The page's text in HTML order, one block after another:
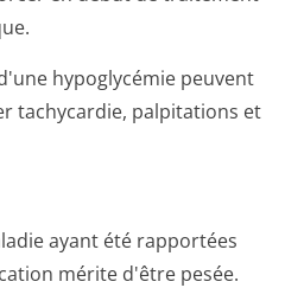
hypoglycémie peuvent
tachycardie, palpitations et
ayant été rapportées
mérite d'être pesée.